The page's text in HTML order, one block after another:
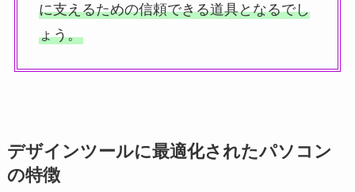
に支えるための信頼できる道具となるでし
ょう。
デザインツールに最適化されたパソコン
の特徴